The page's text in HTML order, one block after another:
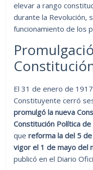
elevar a rango
durante la Revolución,
funcionamiento de los
El 31 de enero de
Constituyente cerró
promulgó la nueva
Constitución Política
quereforma la del 5
vigor el 1 de mayo del
publicó en el Diario